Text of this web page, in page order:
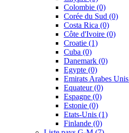
Colombie (0)
Corée du Sud (0)
Costa Rica (0)
Côte d'Ivoire (0)
Croatie (1)
Cuba (0)
Danemark (0)
Egypte (0)
Emirats Arabes Unis
Equateur(0)
Espagne (0)
Estonie (0)
Etats-Unis (1)
Finlande (0)